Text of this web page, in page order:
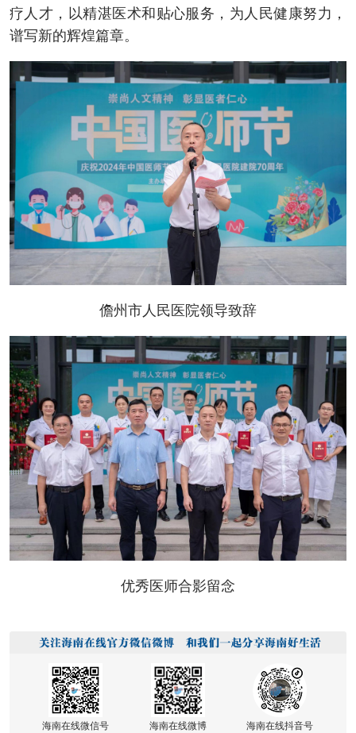
疗人才，以精湛医术和贴心服务，为人民健康努力，
谱写新的辉煌篇章。
儋州市人民医院领导致辞
优秀医师合影留念
海南在线微信号 海南在线微博 海南在线抖音号